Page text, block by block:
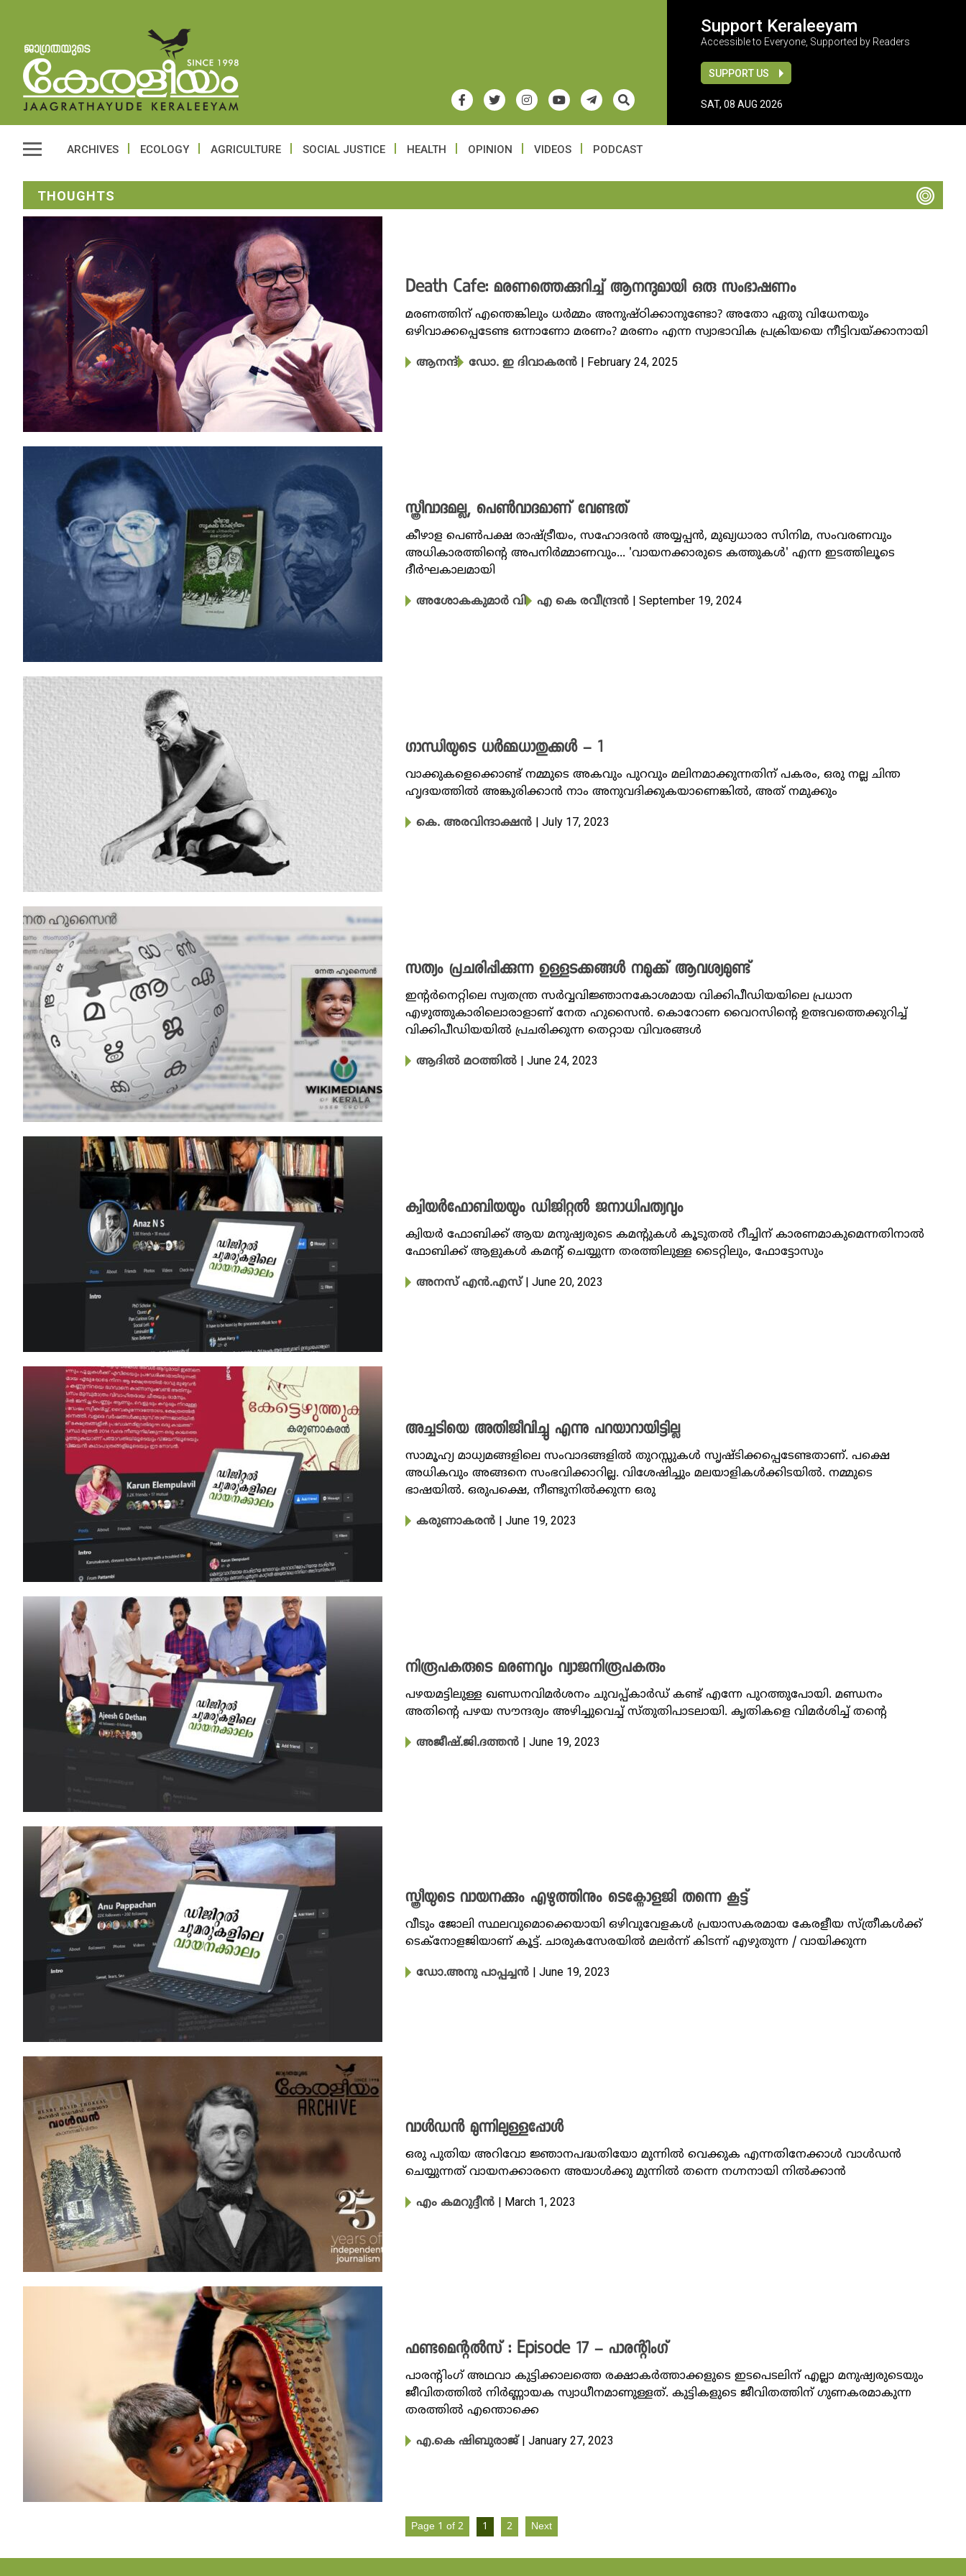
Support Keraleeyam
Accessible to Everyone, Supported by Readers
SUPPORT US
SAT, 08 AUG 2026
ARCHIVES ECOLOGY AGRICULTURE SOCIAL JUSTICE HEALTH OPINION VIDEOS PODCAST
THOUGHTS
Death Cafe: മരണത്തെക്കുറിച്ച് ആനന്ദുമായി ഒരു സംഭാഷണം
മരണത്തിന് എന്തെങ്കിലും ധർമ്മം അനുഷ്ഠിക്കാനുണ്ടോ? അതോ ഏതു വിധേനയും
ഒഴിവാക്കപ്പെടേണ്ട ഒന്നാണോ മരണം? മരണം എന്ന സ്വാഭാവിക പ്രക്രിയയെ നീട്ടിവയ്ക്കാനായി
ആനന്ദ് ഡോ. ഇ ദിവാകരൻ | February 24, 2025
സ്ത്രീവാദമല്ല, പെൺവാദമാണ് വേണ്ടത്
കീഴാള പെൺപക്ഷ രാഷ്ട്രീയം, സഹോദരൻ അയ്യപ്പൻ, മുഖ്യധാരാ സിനിമ, സംവരണവും
അധികാരത്തിന്റെ അപനിർമ്മാണവും... 'വായനക്കാരുടെ കത്തുകൾ' എന്ന ഇടത്തിലൂടെ
ദീർഘകാലമായി
അശോകകുമാർ വി എ കെ രവീന്ദ്രൻ | September 19, 2024
ഗാന്ധിയുടെ ധർമ്മധാതുക്കൾ – 1
വാക്കുകളെക്കൊണ്ട് നമ്മുടെ അകവും പുറവും മലിനമാക്കുന്നതിന് പകരം, ഒരു നല്ല ചിന്ത
ഹൃദയത്തില്‍ അങ്കുരിക്കാന്‍ നാം അനുവദിക്കുകയാണെങ്കില്‍, അത് നമുക്കും
കെ. അരവിന്ദാക്ഷൻ | July 17, 2023
സത്യം പ്രചരിപ്പിക്കുന്ന ഉള്ളട​ക്കങ്ങൾ നമുക്ക് ആവശ്യമുണ്ട്
ഇന്റർനെറ്റിലെ സ്വതന്ത്ര സർവ്വവിജ്ഞാനകോശമായ വിക്കിപീഡിയയിലെ പ്രധാന
എഴുത്തുകാരിലൊരാളാണ് നേത ഹുസൈൻ. കൊറോണ വൈറസിന്റെ ഉത്ഭവത്തെക്കുറിച്ച്
വിക്കിപീഡിയയിൽ പ്രചരിക്കുന്ന തെറ്റായ വിവരങ്ങൾ
ആദിൽ മഠത്തിൽ | June 24, 2023
ക്വിയർഫോബിയയും ഡിജിറ്റൽ ജനാധിപത്യവും
ക്വിയർ ഫോബിക്ക് ആയ മനുഷ്യരുടെ കമന്റുകൾ കൂടുതൽ റീച്ചിന് കാരണമാകുമെന്നതിനാൽ
ഫോബിക്ക് ആളുകൾ കമന്റ് ചെയ്യുന്ന തരത്തിലുള്ള ടൈറ്റിലും, ഫോട്ടോസും
അനസ് എൻ.എസ് | June 20, 2023
അച്ചടിയെ അതിജീവിച്ചു എന്നു പറയാറായിട്ടില്ല
സാമൂഹ്യ മാധ്യമങ്ങളിലെ സംവാദങ്ങളിൽ തുറസ്സുകൾ സൃഷ്ടിക്കപ്പെടേണ്ടതാണ്. പക്ഷെ
അധികവും അങ്ങനെ സംഭവിക്കാറില്ല. വിശേഷിച്ചും മലയാളികൾക്കിടയിൽ. നമ്മുടെ
ഭാഷയിൽ. ഒരുപക്ഷെ, നീണ്ടുനിൽക്കുന്ന ഒരു
കരുണാകരൻ | June 19, 2023
നിരൂപകരുടെ മരണവും വ്യാജനിരൂപകരും
പഴയമട്ടിലുള്ള ഖണ്ഡനവിമര്‍ശനം ചുവപ്പ്കാര്‍ഡ് കണ്ട് എന്നേ പുറത്തുപോയി. മണ്ഡനം
അതിന്റെ പഴയ സൗന്ദര്യം അഴിച്ചുവെച്ച് സ്തുതിപാടലായി. കൃതികളെ വിമര്‍ശിച്ച് തന്റെ
അജീഷ്.ജി.ദത്തൻ | June 19, 2023
സ്ത്രീയുടെ വായനക്കും എഴുത്തിനും ടെക്നോളജി തന്നെ കൂട്ട്
വീടും ജോലി സ്ഥലവുമൊക്കെയായി ഒഴിവുവേളകൾ പ്രയാസകരമായ കേരളീയ സ്ത്രീകൾക്ക്
ടെക്നോളജിയാണ് കൂട്ട്. ചാരുകസേരയിൽ മലർന്ന് കിടന്ന് എഴുതുന്ന / വായിക്കുന്ന
ഡോ.അനു പാപ്പച്ചൻ | June 19, 2023
വാൾഡൻ മുന്നിലുള്ളപ്പോൾ
ഒരു പുതിയ അറിവോ ‍ജ്ഞാനപ​ദ്ധതിയോ മുന്നിൽ വെക്കുക എന്നതിനേക്കാൾ വാൾഡൻ
ചെയ്യുന്നത് വായനക്കാരനെ അയാൾക്കു മുന്നിൽ തന്നെ ന​ഗ്നനായി നിൽക്കാൻ
എം കമറുദ്ദീൻ | March 1, 2023
ഫണ്ടമെന്റൽസ് : Episode 17 – പാരന്റിം​ഗ്
പാരന്റിം​ഗ് അഥവാ കുട്ടിക്കാലത്തെ രക്ഷാകർത്താക്കളുടെ ഇടപെടലിന് എല്ലാ മനുഷ്യരുടെയും
ജീവിതത്തിൽ നിർണ്ണായക സ്വാധീനമാണുള്ളത്. ‌കുട്ടികളുടെ ജീവിതത്തിന് ഗുണകരമാകുന്ന
തരത്തിൽ എന്തൊക്കെ
എ.കെ ഷിബുരാജ് | January 27, 2023
Page 1 of 2 1 2 Next